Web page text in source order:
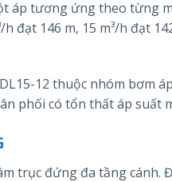
áp tương ứng theo từng
đạt 146 m, 15 m³/h đạt
12 thuộc nhóm bơm
phối có tổn thất áp suất
trục đứng đa tầng cánh.